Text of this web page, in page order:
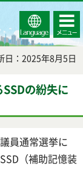
Select
Language
コンテ
ンツメ
ニュー
日：2025年8月5日
の紛失に
員通常選挙に
（補助記憶装